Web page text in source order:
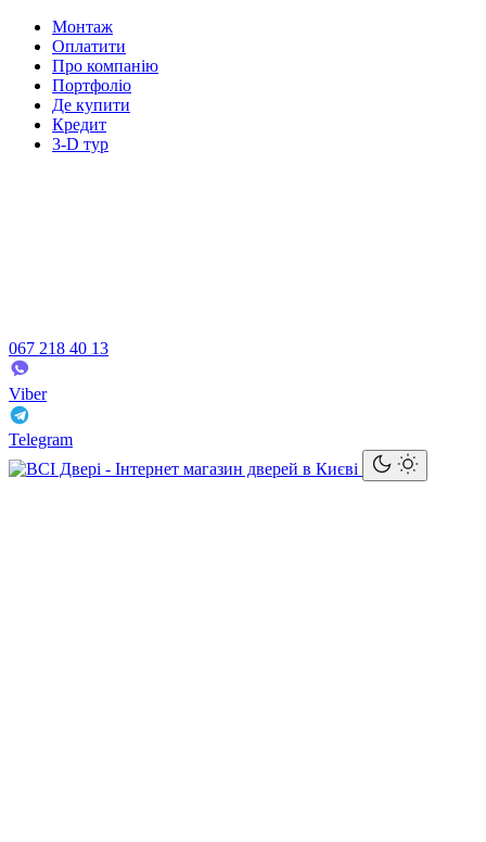
Монтаж
Оплатити
Про компанію
Портфоліо
Де купити
Кредит
3-D тур
067 218 40 13
Viber
Telegram